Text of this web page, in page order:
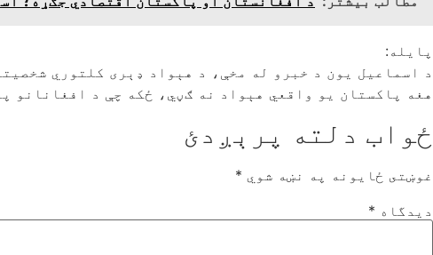
پایله:
د اسماعیل یون د خبرو له مخې، د هېواد ډېری کلتوري
هغه پاکستان یو واقعي هېواد نه ګڼي، ځکه چې د افغانانو
ځواب دلته پرېږدئ
غوښتى ځایونه په نښه شوي *
دیدگاه *